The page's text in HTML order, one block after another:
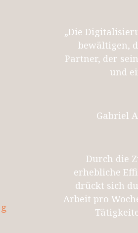
„Die
bewältigen,
Partner, der
und
Gabriel
Durch die
erhebliche
drückt sich
Arbeit pro